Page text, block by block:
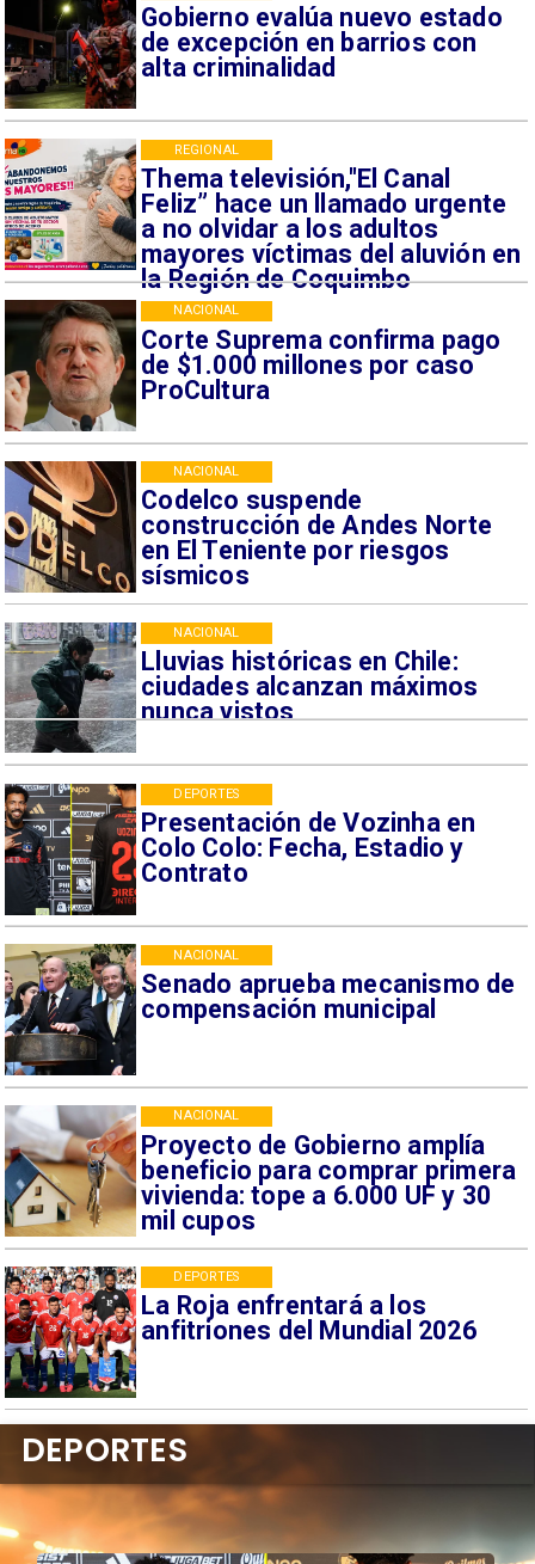
Gobierno evalúa nuevo estado
de excepción en barrios con
alta criminalidad
Thema televisión,"El Canal
Feliz” hace un llamado urgente
a no olvidar a los adultos
mayores víctimas del aluvión en
la Región de Coquimbo
REGIONAL
Corte Suprema confirma pago
de $1.000 millones por caso
ProCultura
NACIONAL
Codelco suspende
construcción de Andes Norte
en El Teniente por riesgos
sísmicos
NACIONAL
Lluvias históricas en Chile:
ciudades alcanzan máximos
nunca vistos
NACIONAL
Presentación de Vozinha en
Colo Colo: Fecha, Estadio y
Contrato
DEPORTES
Senado aprueba mecanismo de
compensación municipal
NACIONAL
Proyecto de Gobierno amplía
beneficio para comprar primera
vivienda: tope a 6.000 UF y 30
mil cupos
NACIONAL
La Roja enfrentará a los
anfitriones del Mundial 2026
DEPORTES
DEPORTES